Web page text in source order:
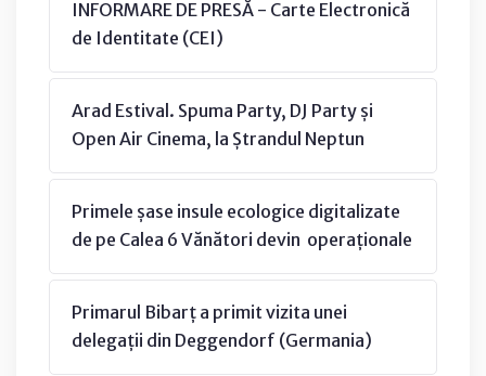
INFORMARE DE PRESĂ - Carte Electronică
de Identitate (CEI)
Arad Estival. Spuma Party, DJ Party și
Open Air Cinema, la Ștrandul Neptun
Primele șase insule ecologice digitalizate
de pe Calea 6 Vănători devin operaționale
Primarul Bibarț a primit vizita unei
delegații din Deggendorf (Germania)